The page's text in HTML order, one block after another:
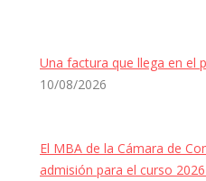
Una factura que llega en el
10/08/2026
El MBA de la Cámara de
admisión para el curso